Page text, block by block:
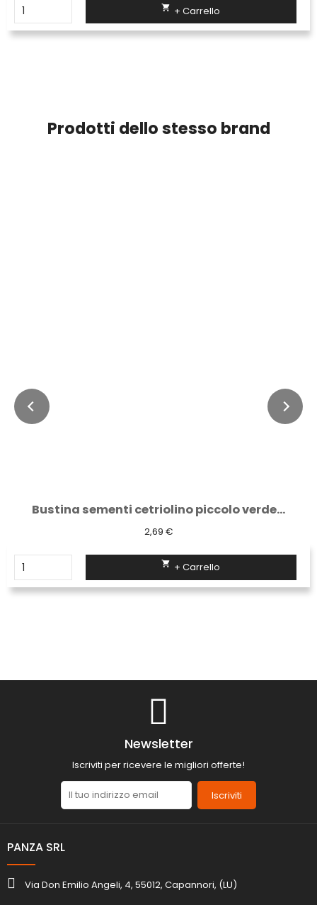
 + Carrello
Prodotti dello stesso brand
Bustina sementi cetriolino piccolo verde...
2,69 €
 + Carrello
Newsletter
Iscriviti per ricevere le migliori offerte!
Iscriviti
PANZA SRL
Via Don Emilio Angeli, 4, 55012, Capannori, (LU)